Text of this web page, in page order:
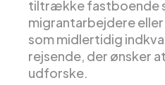
tiltrække fastboende
migrantarbejdere
som midlertidig
rejsende, der ønsker
udforske.